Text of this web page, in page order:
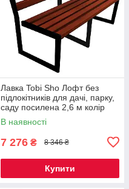
Лавка Tobi Sho Лофт без
підлокітників для дачі, парку,
саду посилена 2,6 м колір
махагоній
В наявності
7 276 ₴ 8 346 ₴
Купити